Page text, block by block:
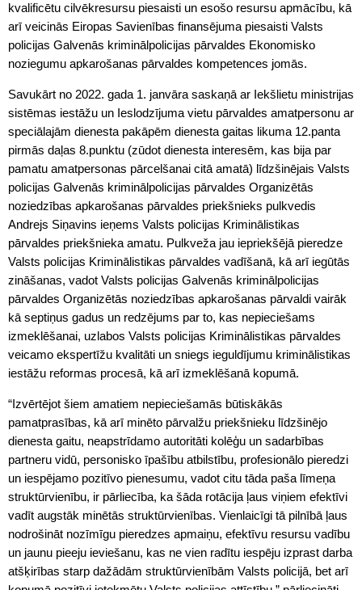
kvalificētu cilvēkresursu piesaisti un esošo resursu apmācību, kā
arī veicinās Eiropas Savienības finansējuma piesaisti Valsts
policijas Galvenās kriminālpolicijas pārvaldes Ekonomisko
noziegumu apkarošanas pārvaldes kompetences jomās.
Savukārt no 2022. gada 1. janvāra saskaņā ar Iekšlietu ministrijas
sistēmas iestāžu un Ieslodzījuma vietu pārvaldes amatpersonu ar
speciālajām dienesta pakāpēm dienesta gaitas likuma 12.panta
pirmās daļas 8.punktu (zūdot dienesta interesēm, kas bija par
pamatu amatpersonas pārcelšanai citā amatā) līdzšinējais Valsts
policijas Galvenās kriminālpolicijas pārvaldes Organizētās
noziedzības apkarošanas pārvaldes priekšnieks pulkvedis
Andrejs Siņavins ieņems Valsts policijas Kriminālistikas
pārvaldes priekšnieka amatu. Pulkveža jau iepriekšējā pieredze
Valsts policijas Kriminālistikas pārvaldes vadīšanā, kā arī iegūtās
zināšanas, vadot Valsts policijas Galvenās kriminālpolicijas
pārvaldes Organizētās noziedzības apkarošanas pārvaldi vairāk
kā septiņus gadus un redzējums par to, kas nepieciešams
izmeklēšanai, uzlabos Valsts policijas Kriminālistikas pārvaldes
veicamo ekspertīžu kvalitāti un sniegs ieguldījumu kriminālistikas
iestāžu reformas procesā, kā arī izmeklēšanā kopumā.
“Izvērtējot šiem amatiem nepieciešamās būtiskākās
pamatprasības, kā arī minēto pārvalžu priekšnieku līdzšinējo
dienesta gaitu, neapstrīdamo autoritāti kolēģu un sadarbības
partneru vidū, personisko īpašību atbilstību, profesionālo pieredzi
un iespējamo pozitīvo pienesumu, vadot citu tāda paša līmeņa
struktūrvienību, ir pārliecība, ka šāda rotācija ļaus viņiem efektīvi
vadīt augstāk minētās struktūrvienības. Vienlaicīgi tā pilnībā ļaus
nodrošināt nozīmīgu pieredzes apmaiņu, efektīvu resursu vadību
un jaunu pieeju ieviešanu, kas ne vien radītu iespēju izprast darba
atšķirības starp dažādām struktūrvienībām Valsts policijā, bet arī